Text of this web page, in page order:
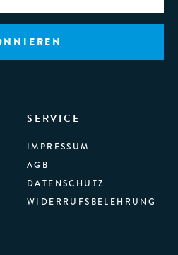
SERVICE
IMPRESSUM
AGB
DATENSCHUTZ
WIDERRUFSBELEHRUNG